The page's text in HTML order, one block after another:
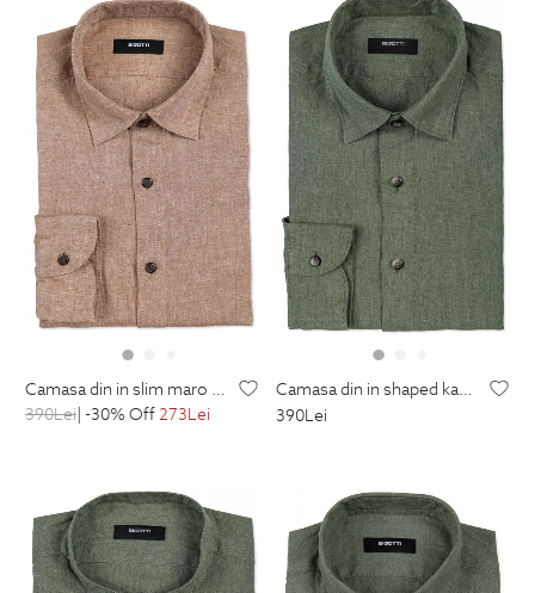
camasa din in slim maro uni
390Lei| -30% Off273Lei
camasa din in shaped kaki uni
390Lei